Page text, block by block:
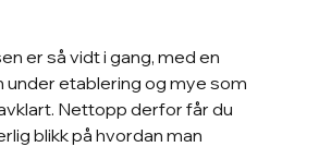
er så vidt i gang, med en
under etablering og mye som
Nettopp derfor får du
blikk på hvordan man